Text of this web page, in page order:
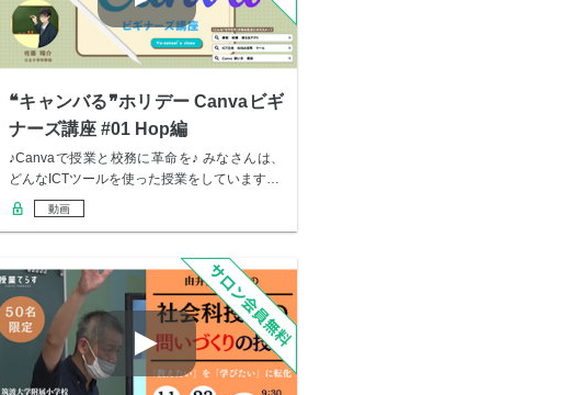
❝キャンバる❞ホリデー Canvaビギ
ナーズ講座 #01 Hop編
♪Canvaで授業と校務に革命を♪ みなさんは、
どんなICTツールを使った授業をしています…
動画